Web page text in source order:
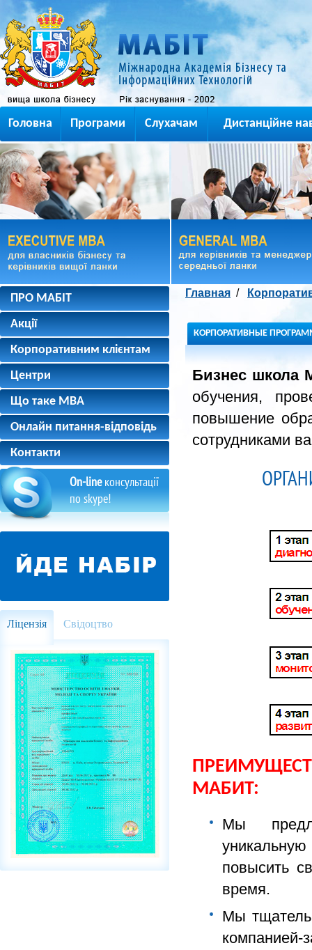
Головна Програми Слухачам Дистанційне
ПРО МАБІТ
Акції
Корпоративним клієнтам
Центри
Що таке MBA
Онлайн питання-відповідь
Контакти
On-lineконсультації
по skype!
Ліцензія Свідоцтво
Главная /
КОРПОРАТИВНЫЕ
Бизнес
обучения,
повышение
сотрудниками
МАБИТ:
Мы
повысить
время.
Мы